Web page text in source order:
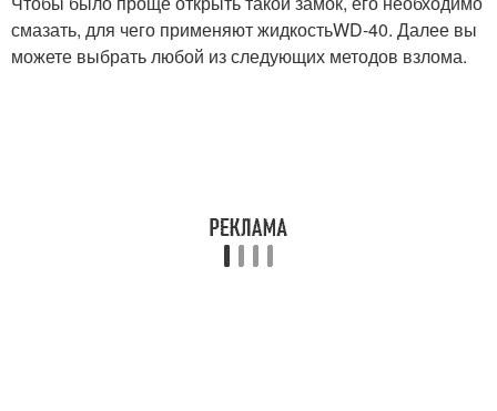
смазать, для чего применяют жидкостьWD-40. Далее вы
можете выбрать любой из следующих методов взлома.